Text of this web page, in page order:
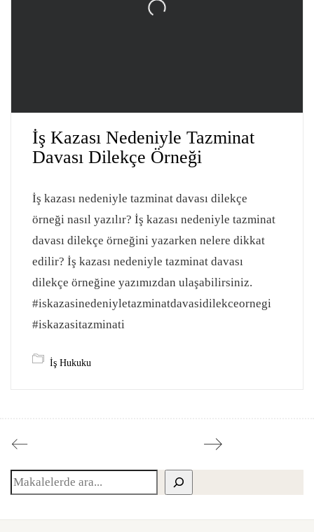
İş Kazası Nedeniyle Tazminat
Davası Dilekçe Örneği
İş kazası nedeniyle tazminat davası dilekçe
örneği nasıl yazılır? İş kazası nedeniyle tazminat
davası dilekçe örneğini yazarken nelere dikkat
edilir? İş kazası nedeniyle tazminat davası
dilekçe örneğine yazımızdan ulaşabilirsiniz.
#iskazasinedeniyletazminatdavasidilekceornegi
#iskazasitazminati
İş Hukuku
Ara